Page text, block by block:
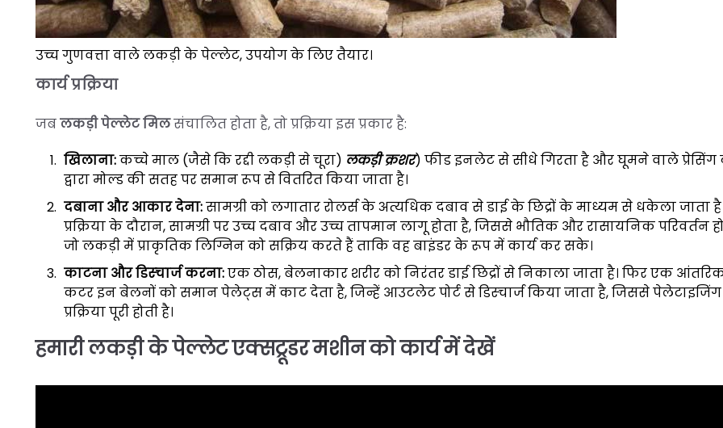
उच्च गुणवत्ता वाले लकड़ी के पेल्लेट, उपयोग के लिए तैयार।
कार्य प्रक्रिया
जबलकड़ी पेल्लेट मिलसंचालित होता है, तो प्रक्रिया इस प्रकार है:
खिलाना:कच्चे माल (जैसे कि रद्दी लकड़ी से चूरा) लकड़ी क्रशर) फीड इनलेट से सीधे गिरता है और घूमने वाले प्रेसिंग
द्वारा मोल्ड की सतह पर समान रूप से वितरित किया जाता है।
दबाना और आकार देना:सामग्री को लगातार रोलर्स के अत्यधिक दबाव से डाई के छिद्रों के माध्यम से धकेला जाता
प्रक्रिया के दौरान, सामग्री पर उच्च दबाव और उच्च तापमान लागू होता है, जिससे भौतिक और रासायनिक परिवर्तन
जो लकड़ी में प्राकृतिक लिग्निन को सक्रिय करते हैं ताकि वह बाइंडर के रूप में कार्य कर सके।
काटना और डिस्चार्ज करना:एक ठोस, बेलनाकार शरीर को निरंतर डाई छिद्रों से निकाला जाता है। फिर एक
कटर इन बेलनों को समान पेलेट्स में काट देता है, जिन्हें आउटलेट पोर्ट से डिस्चार्ज किया जाता है, जिससे पेलेटाइजिंग
प्रक्रिया पूरी होती है।
हमारी लकड़ी के पेल्लेट एक्सट्रूडर मशीन को कार्य में देखें